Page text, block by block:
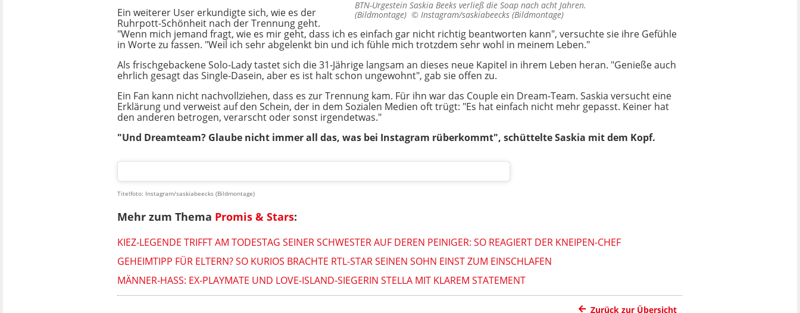
BTN-Urgestein Saskia Beeks verließ die Soap nach acht Jahren.
(Bildmontage) © Instagram/saskiabeecks (Bildmontage)
Ein weiterer User erkundigte sich, wie es der
Ruhrpott-Schönheit nach der Trennung geht.
"Wenn mich jemand fragt, wie es mir geht, dass ich es einfach gar nicht richtig beantworten kann", versuchte sie ihre Gefühle
in Worte zu fassen. "Weil ich sehr abgelenkt bin und ich fühle mich trotzdem sehr wohl in meinem Leben."
Als frischgebackene Solo-Lady tastet sich die 31-Jährige langsam an dieses neue Kapitel in ihrem Leben heran. "Genieße auch
ehrlich gesagt das Single-Dasein, aber es ist halt schon ungewohnt", gab sie offen zu.
Ein Fan kann nicht nachvollziehen, dass es zur Trennung kam. Für ihn war das Couple ein Dream-Team. Saskia versucht eine
Erklärung und verweist auf den Schein, der in dem Sozialen Medien oft trügt: "Es hat einfach nicht mehr gepasst. Keiner hat
den anderen betrogen, verarscht oder sonst irgendetwas."
"Und Dreamteam? Glaube nicht immer all das, was bei Instagram rüberkommt", schüttelte Saskia mit dem Kopf.
Titelfoto: Instagram/saskiabeecks (Bildmontage)
Mehr zum Thema Promis & Stars:
KIEZ-LEGENDE TRIFFT AM TODESTAG SEINER SCHWESTER AUF DEREN PEINIGER: SO REAGIERT DER KNEIPEN-CHEF
GEHEIMTIPP FÜR ELTERN? SO KURIOS BRACHTE RTL-STAR SEINEN SOHN EINST ZUM EINSCHLAFEN
MÄNNER-HASS: EX-PLAYMATE UND LOVE-ISLAND-SIEGERIN STELLA MIT KLAREM STATEMENT
Zurück zur Übersicht